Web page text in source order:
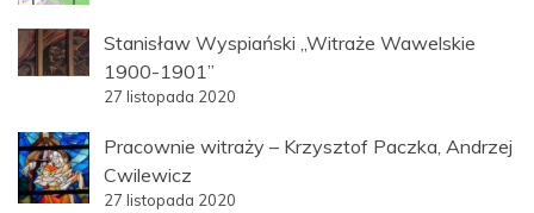
Stanisław Wyspiański „Witraże Wawelskie
1900-1901”
27 listopada 2020
Pracownie witraży – Krzysztof Paczka, Andrzej
Cwilewicz
27 listopada 2020